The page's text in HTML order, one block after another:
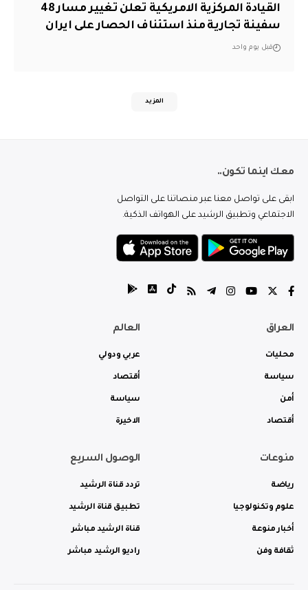
القيادة المركزية الامريكية تعلن تغيير مسار 48
سفينة تجارية منذ استئناف الحصار على ايران
قبل يوم واحد
المزيد
معك اينما تكون..
ابقى على تواصل معنا عبر منصاتنا على التواصل
الاجتماعي وتطبيق الرشيد على الهواتف الذكية.
العراق
محليات
سياسة
أمن
أقتصاد
العالم
عربي ودولي
أقتصاد
سياسة
الاخيرة
منوعات
رياضة
علوم وتكنولوجيا
أخبار منوعة
ثقافة وفن
الوصول السريع
تردد قناة الرشيد
تطبيق قناة الرشيد
قناة الرشيد مباشر
راديو الرشيد مباشر